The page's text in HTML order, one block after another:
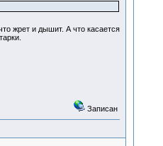
жрет и дышит. А что касается
Записан